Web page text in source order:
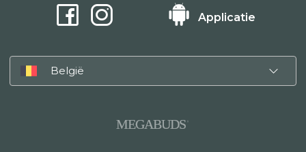
Applicatie
België
MEGABUDS ®